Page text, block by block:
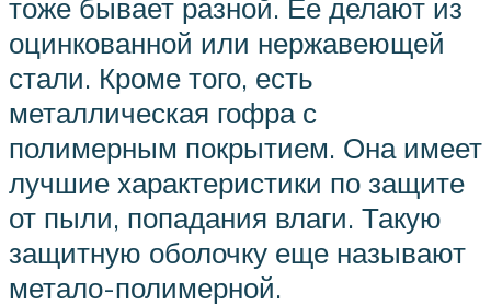
тоже бывает разной. Ее делают из
оцинкованной или нержавеющей
стали. Кроме того, есть
металлическая гофра с
полимерным покрытием. Она имеет
лучшие характеристики по защите
от пыли, попадания влаги. Такую
защитную оболочку еще называют
метало-полимерной.